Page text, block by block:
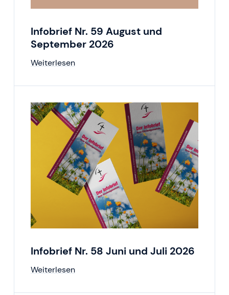
Infobrief Nr. 59 August und
September 2026
Weiterlesen
Infobrief Nr. 58 Juni und Juli 2026
Weiterlesen